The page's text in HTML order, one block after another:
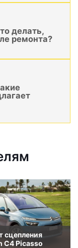
делать,
ремонта?
сцепления
C4 Picasso